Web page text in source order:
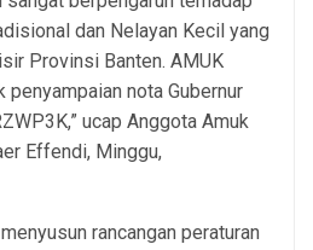
dan Nelayan Kecil yang
Provinsi Banten. AMUK
penyampaian nota Gubernur
ucap Anggota Amuk
Effendi, Minggu,
rancangan peraturan